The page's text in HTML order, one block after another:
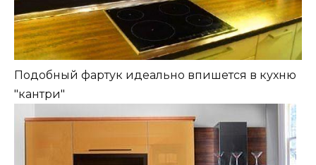
Подобный фартук идеально впишется в кухню
"кантри"